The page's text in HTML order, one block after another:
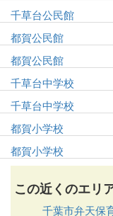
千草台公民館
都賀公民館
都賀公民館
千草台中学校
千草台中学校
都賀小学校
都賀小学校
この近くのエリ
千葉市弁天保